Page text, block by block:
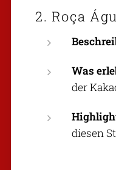
2. Roça
Was
der
diesen